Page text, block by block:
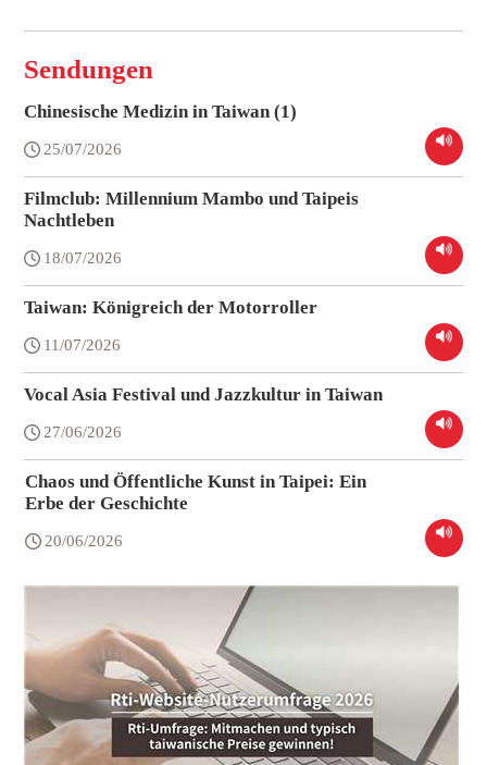
Sendungen
Chinesische Medizin in Taiwan (1)
25/07/2026
Filmclub: Millennium Mambo und Taipeis
Nachtleben
18/07/2026
Taiwan: Königreich der Motorroller
11/07/2026
Vocal Asia Festival und Jazzkultur in Taiwan
27/06/2026
Chaos und Öffentliche Kunst in Taipei: Ein
Erbe der Geschichte
20/06/2026